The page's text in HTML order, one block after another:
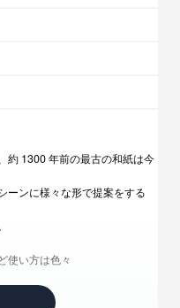
約 1300 年前の最古の和紙は今
ーンに様々な形で提案をする
使い方は色々